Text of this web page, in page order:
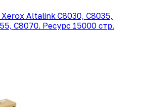
Altalink C8030, C8035,
C8070. Ресурс 15000 стр.